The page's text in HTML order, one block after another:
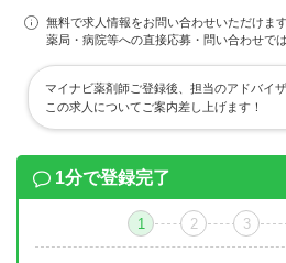
無料で求人情報をお問い合わせいただけます
薬局・病院等への直接応募・問い合わせで
マイナビ薬剤師ご登録後、担当のアドバイ
この求人についてご案内差し上げます！
1分で登録完了
1 2 3